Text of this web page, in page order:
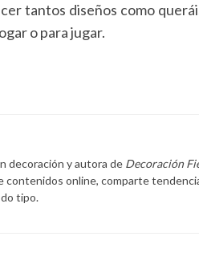
tantos diseños como
o para jugar.
decoración y autora de Decoración
contenidos online, comparte
tipo.